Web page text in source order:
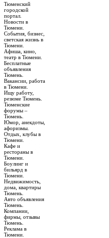
Тюменский
городской
портал.
Новости в
Тюмени.
События, бизнес,
светская жизнь в
Тюмени.
Афиша, кино,
театр в Тюмени.
Бесплатные
объявления
Тюмень.
Вакансии, работа
в Тюмени.
Ищу работу,
резюме Тюмень.
Тюменские
форумы –
Тюмень.
Юмор, анекдоты,
афоризмы.
Отдых, клубы в
Тюмени.
Кафе и
рестораны в
Тюмени.
Боулинг и
бильярд в
Тюмени.
Недвижимость,
дома, квартиры
Тюмень.
Авто объявления
Тюмень.
Компании,
фирмы, отзывы
Тюмень.
Реклама в
Тюмени.